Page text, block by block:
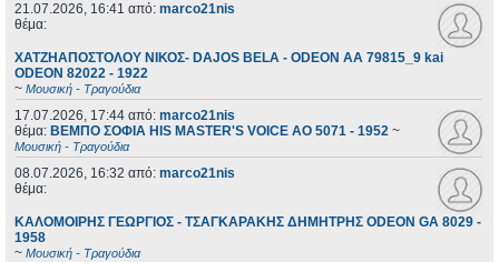
21.07.2026, 16:41 από: marco21nis
θέμα:
ΧΑΤΖΗΑΠΟΣΤΟΛΟΥ ΝΙΚΟΣ- DAJOS BELA - ODEON AA 79815_9 kai
ODEON 82022 - 1922
~ Μουσική - Τραγούδια
17.07.2026, 17:44 από: marco21nis
θέμα: ΒΕΜΠΟ ΣΟΦΙΑ HIS MASTER'S VOICE AO 5071 - 1952 ~
Μουσική - Τραγούδια
08.07.2026, 16:32 από: marco21nis
θέμα:
ΚΑΛΟΜΟΙΡΗΣ ΓΕΩΡΓΙΟΣ - ΤΣΑΓΚΑΡΑΚΗΣ ΔΗΜΗΤΡΗΣ ODEON GA 8029 -
1958
~ Μουσική - Τραγούδια